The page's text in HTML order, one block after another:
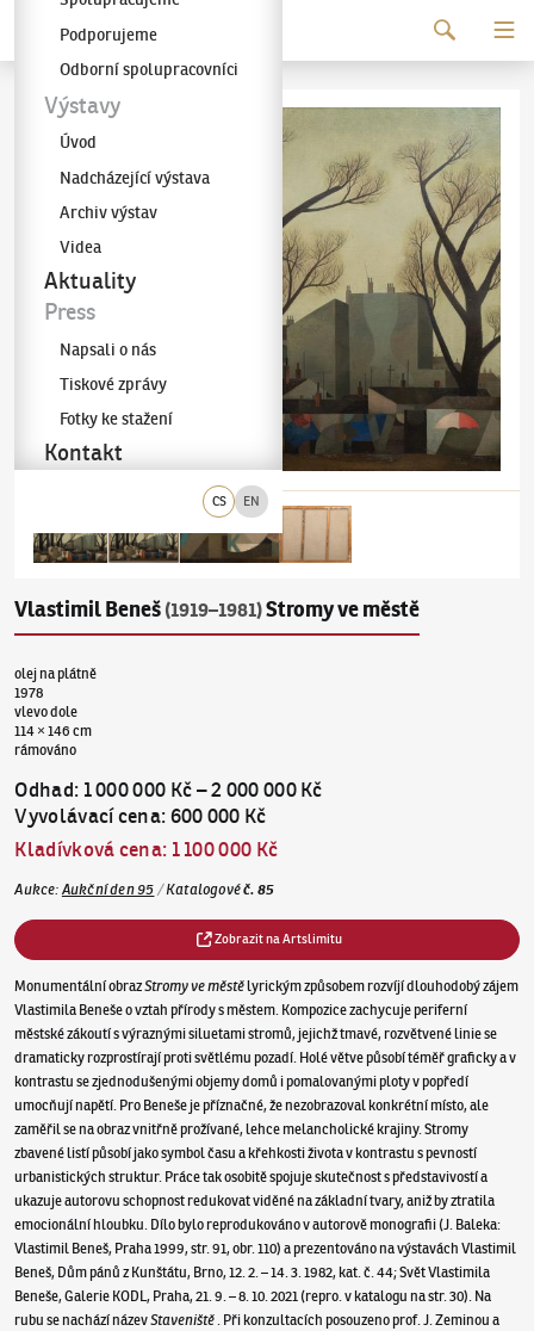
Galerie KODL
CS EN
Podporujeme
Odborní spolupracovníci
Výstavy
Úvod
Nadcházející výstava
Archiv výstav
Videa
Aktuality
Press
Napsali o nás
Tiskové zprávy
Fotky ke stažení
Kontakt
Vlastimil Beneš (1919–1981)Stromy ve městě
olej na plátně
1978
vlevo dole
114 × 146 cm
rámováno
Odhad: 1 000 000 Kč–2 000 000 Kč
Vyvolávací cena:600 000 Kč
Kladívková cena: 1 100 000 Kč
Aukce: Aukční den 95 /Katalogovéč.85
Zobrazit na Artslimitu
Monumentální obrazStromy ve městělyrickým způsobem rozvíjí dlouhodobý zájem
Vlastimila Beneše o vztah přírody s městem. Kompozice zachycuje periferní
městské zákoutí s výraznými siluetami stromů, jejichž tmavé, rozvětvené linie se
dramaticky rozprostírají proti světlému pozadí. Holé větve působí téměř graficky a v
kontrastu se zjednodušenými objemy domů i pomalovanými ploty v popředí
umocňují napětí. Pro Beneše je příznačné, že nezobrazoval konkrétní místo, ale
zaměřil se na obraz vnitřně prožívané, lehce melancholické krajiny. Stromy
zbavené listí působí jako symbol času a křehkosti života v kontrastu s pevností
urbanistických struktur. Práce tak osobitě spojuje skutečnost s představivostí a
ukazuje autorovu schopnost redukovat viděné na základní tvary, aniž by ztratila
emocionální hloubku. Dílo bylo reprodukováno v autorově monografii (J. Baleka:
Vlastimil Beneš, Praha 1999, str. 91, obr. 110) a prezentováno na výstavách Vlastimil
Beneš, Dům pánů z Kunštátu, Brno, 12. 2. – 14. 3. 1982, kat. č. 44; Svět Vlastimila
Beneše, Galerie KODL, Praha, 21. 9. – 8. 10. 2021 (repro. v katalogu na str. 30). Na
rubu se nachází názevStaveniště. Při konzultacích posouzeno prof. J. Zeminou a